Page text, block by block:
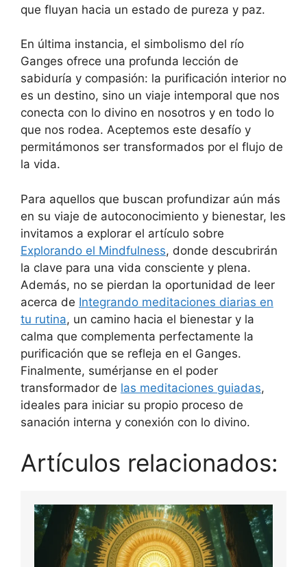
que fluyan hacia un estado de pureza y paz.
En última instancia, el simbolismo del río
Ganges ofrece una profunda lección de
sabiduría y compasión: la purificación interior no
es un destino, sino un viaje intemporal que nos
conecta con lo divino en nosotros y en todo lo
que nos rodea. Aceptemos este desafío y
permitámonos ser transformados por el flujo de
la vida.
Para aquellos que buscan profundizar aún más
en su viaje de autoconocimiento y bienestar, les
invitamos a explorar el artículo sobre
Explorando el Mindfulness, donde descubrirán
la clave para una vida consciente y plena.
Además, no se pierdan la oportunidad de leer
acerca de Integrando meditaciones diarias en
tu rutina, un camino hacia el bienestar y la
calma que complementa perfectamente la
purificación que se refleja en el Ganges.
Finalmente, sumérjanse en el poder
transformador de las meditaciones guiadas,
ideales para iniciar su propio proceso de
sanación interna y conexión con lo divino.
Artículos relacionados: